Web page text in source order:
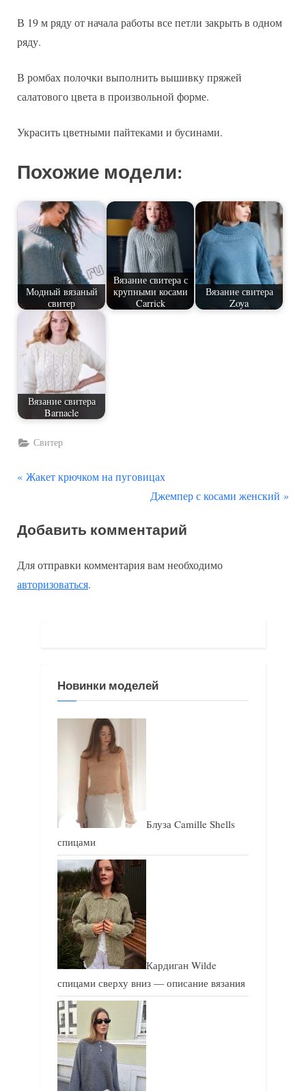
В 19 м ряду от начала работы все петли закрыть в одном
ряду.
В ромбах полочки выполнить вышивку пряжей
салатового цвета в произвольной форме.
Украсить цветными пайтеками и бусинами.
Похожие модели:
Модный вязаный
свитер
Вязание свитера с
крупными косами
Carrick
Вязание свитера
Zoya
Вязание свитера
Barnacle
Свитер
Навигация
записям
П
д
д
у
Жакет крючком на пуговицах
С
е
у
а
Джемпер с косами женский
Добавить комментарий
Для отправки комментария вам необходимо
авторизоваться.
Новинки моделей
Блуза Camille Shells
спицами
Кардиган Wilde
спицами сверху вниз — описание вязания